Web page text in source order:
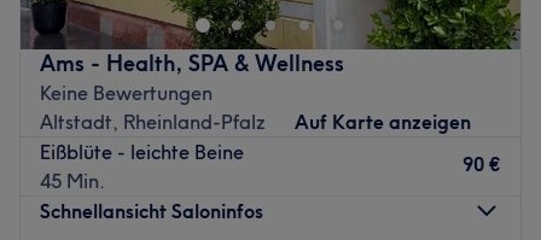
Ams - Health, SPA & Wellness
Keine Bewertungen
Altstadt, Rheinland-Pfalz
Auf Karte anzeigen
Eißblüte - leichte Beine
45 Min.
90 €
Schnellansicht Saloninfos